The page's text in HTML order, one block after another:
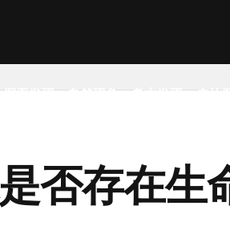
探索发现 自然现象 考古发现 户外
否存在生